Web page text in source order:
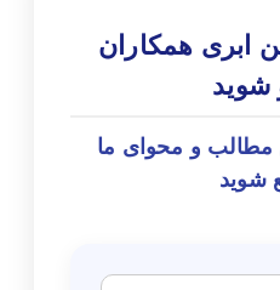
ابری همکاران
مطالب و محوای ما
شوید